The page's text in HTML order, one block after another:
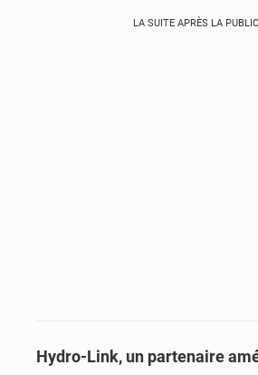
LA SUITE APRÈS LA
Hydro-Link, un partenaire